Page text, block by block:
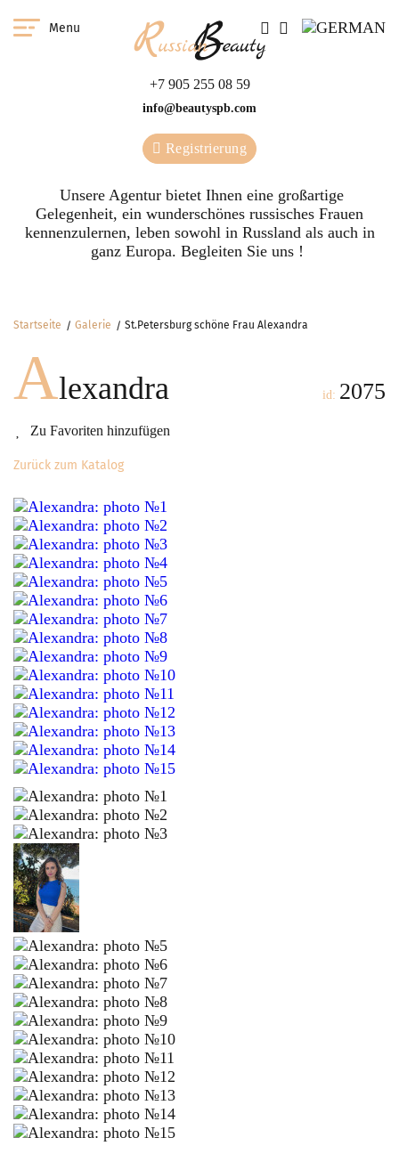
Menu
+7 905 255 08 59
info@beautyspb.com
Registrierung
Unsere Agentur bietet Ihnen eine großartige
Gelegenheit, ein wunderschönes russisches Frauen
kennenzulernen, leben sowohl in Russland als auch in
ganz Europa. Begleiten Sie uns !
Startseite Galerie St.Petersburg schöne Frau Alexandra
Alexandra
Zu Favoriten hinzufügen
id: 2075
Zurück zum Katalog